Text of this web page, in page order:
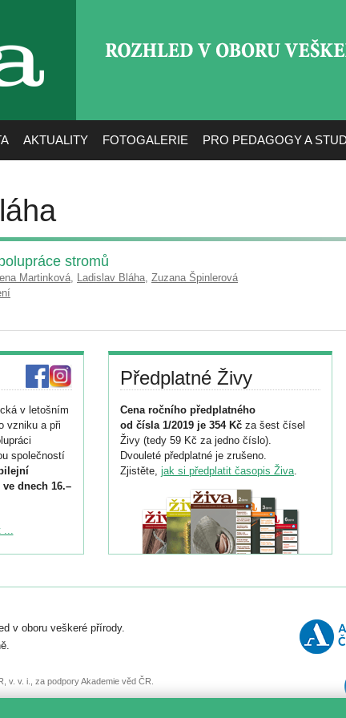
AKTUALITY FOTOGALERIE PRO PEDAGOGY A
stromů
Martinková, Ladislav Bláha, Zuzana Špinlerová
v letošním
vzniku a při
společností
dnech 16.–
září.
nebo
...
Předplatné Živy
Cena ročního předplatného
od čísla 1/2019 je 354 Kč za šest čísel
Živy (tedy 59 Kč za jedno číslo).
Dvouleté předplatné je zrušeno.
Zjistěte, jak si předplatit časopis Živa.
v oboru veškeré přírody.
v. v. i., za podpory Akademie věd ČR.